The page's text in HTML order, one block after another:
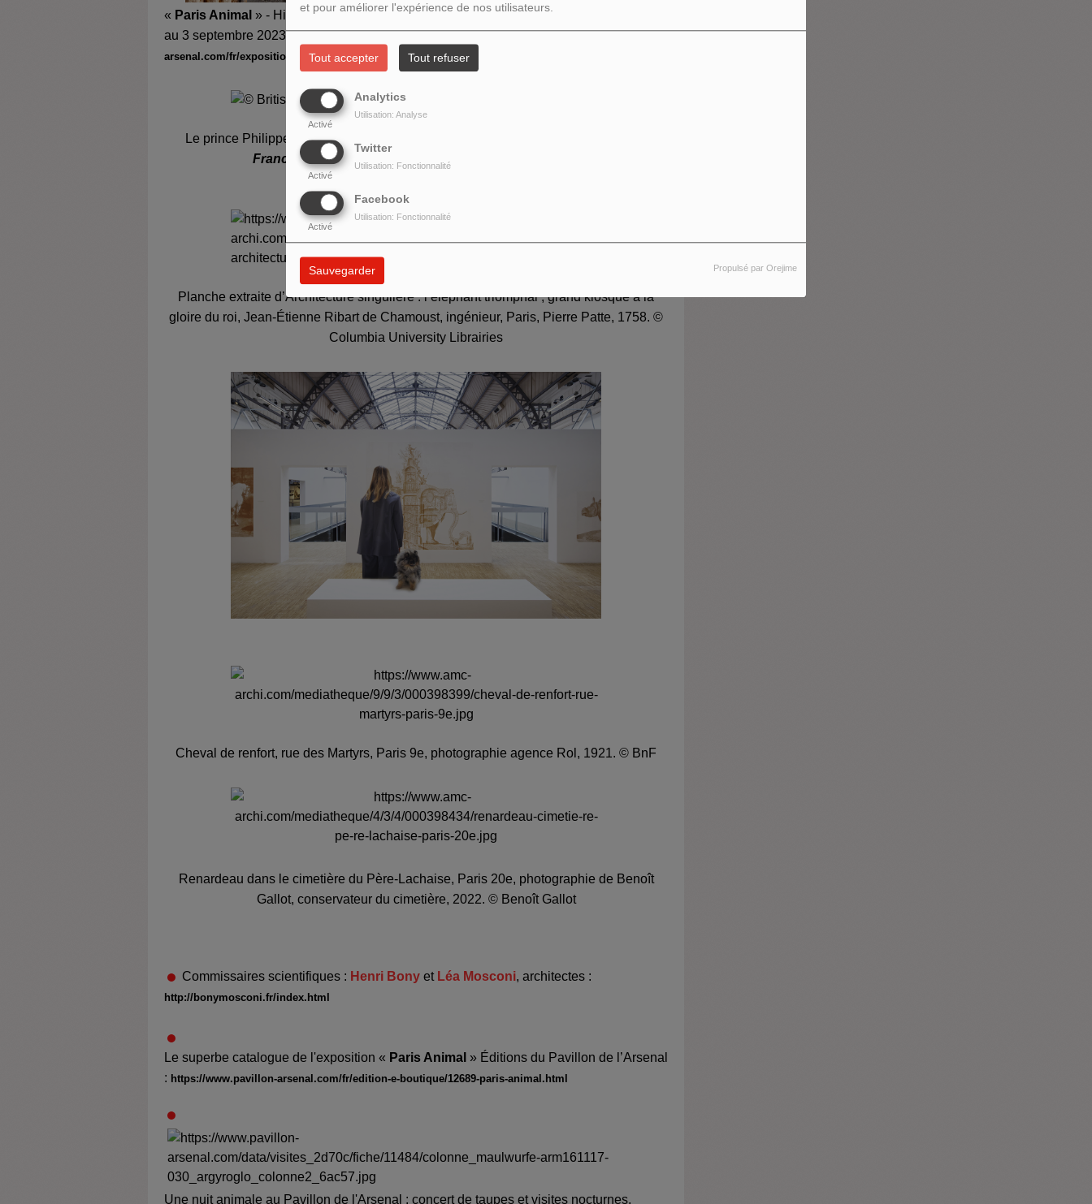
et pour améliorer l'expérience de nos utilisateurs.
Tout accepter Tout refuser
Analytics
Activé
Utilisation: Analyse
Twitter
Activé
Utilisation: Fonctionnalité
Facebook
Activé
Utilisation: Fonctionnalité
Sauvegarder Propulsé par Orejime
« Paris Animal » - Histoire et récits d'une ville vivante, exposition présentée du 29 mars
au 3 septembre 2023 au Pavillon de l'Arsenal :
arsenal.com/fr/expositions/12687-paris-animal.html
Le prince Philippe tué par un cochon », enluminure,
France
, 1332-1350. © British Library/ Bridgeman Images
Planche extraite d’Architecture singulière : l’éléphant triomphal ; grand kiosque à la
gloire du roi, Jean-Étienne Ribart de Chamoust, ingénieur, Paris, Pierre Patte, 1758. ©
Columbia University Librairies
Cheval de renfort, rue des Martyrs, Paris 9e, photographie agence Rol, 1921. © BnF
Renardeau dans le cimetière du Père-Lachaise, Paris 20e, photographie de Benoît
Gallot, conservateur du cimetière, 2022. © Benoît Gallot
Commissaires scientifiques : Henri Bony et Léa Mosconi, architectes :
http://bonymosconi.fr/index.html
Le superbe catalogue de l'exposition « Paris Animal » Éditions du Pavillon de l’Arsenal
: https://www.pavillon-arsenal.com/fr/edition-e-boutique/12689-paris-animal.html
Une nuit animale au Pavillon de l'Arsenal : concert de taupes et visites nocturnes,